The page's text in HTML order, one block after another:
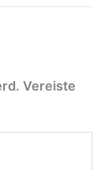
Vereiste